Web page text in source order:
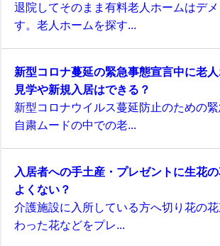
退院してそのまま有料老人ホームはデ
す。老人ホームを探す...
新型コロナ蔓延の緊急事態宣言中に老人
見学や新規入居はできる？
新型コロナウイルス蔓延防止のための緊
自粛ムードの中での老...
入居者への手土産・プレゼントに生花
よくない？
介護施設に入所している方へ切り花の
わった花などをプレ...